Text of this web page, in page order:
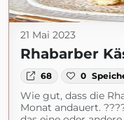
21 Mai 2023
Rhabarber
68 0
Wie gut, dass die
Monat andauert.